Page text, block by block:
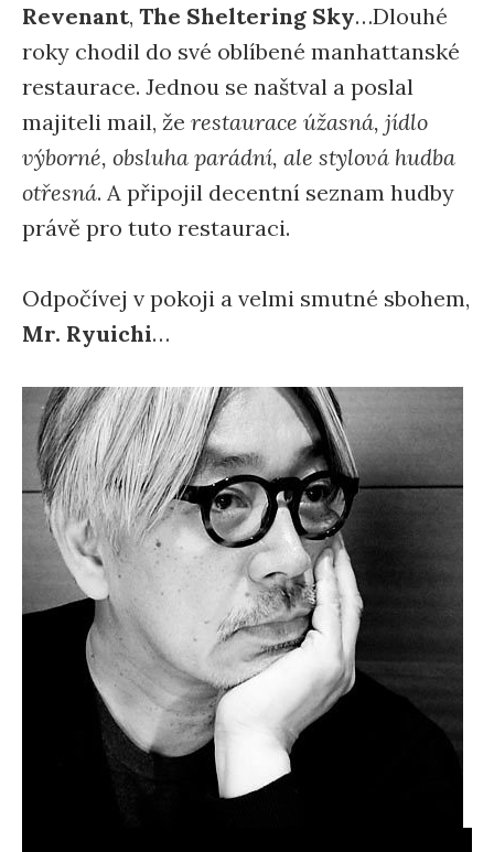
Revenant, The Sheltering Sky…Dlouhé
roky chodil do své oblíbené manhattanské
restaurace. Jednou se naštval a poslal
majiteli mail, že restaurace úžasná, jídlo
výborné, obsluha parádní, ale stylová hudba
otřesná. A připojil decentní seznam hudby
právě pro tuto restauraci.
Odpočívej v pokoji a velmi smutné sbohem,
Mr. Ryuichi…